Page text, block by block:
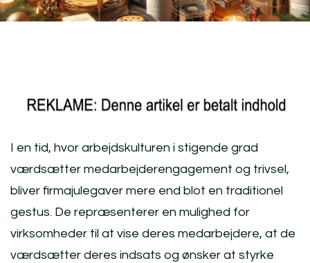
I en tid, hvor arbejdskulturen i stigende grad
værdsætter medarbejderengagement og trivsel,
bliver firmajulegaver mere end blot en traditionel
gestus. De repræsenterer en mulighed for
virksomheder til at vise deres medarbejdere, at de
værdsætter deres indsats og ønsker at styrke